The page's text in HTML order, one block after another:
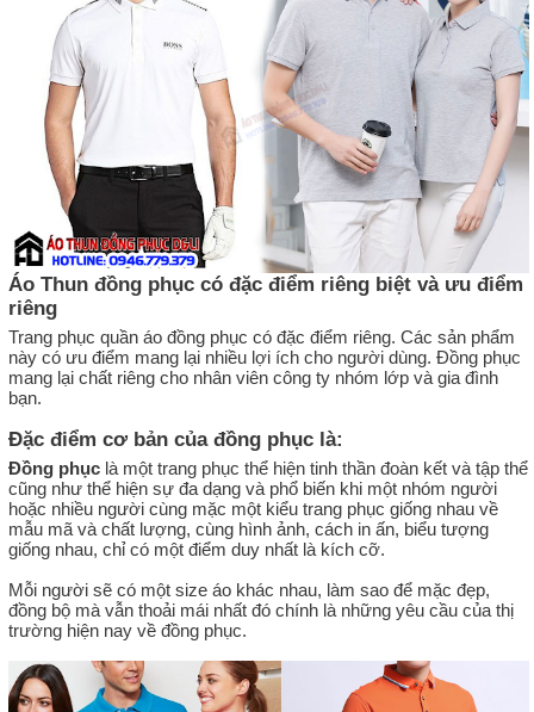
Áo Thun đồng phục có đặc điểm riêng biệt và ưu điểm
riêng
Trang phục quần áo đồng phục có đặc điểm riêng. Các sản phẩm
này có ưu điểm mang lại nhiều lợi ích cho người dùng. Đồng phục
mang lại chất riêng cho nhân viên công ty nhóm lớp và gia đình
bạn.
Đặc điểm cơ bản của đồng phục là:
Đồng phục là một trang phục thể hiện tinh thần đoàn kết và tập thể
cũng như thể hiện sự đa dạng và phổ biến khi một nhóm người
hoặc nhiều người cùng mặc một kiểu trang phục giống nhau về
mẫu mã và chất lượng, cùng hình ảnh, cách in ấn, biểu tượng
giống nhau, chỉ có một điểm duy nhất là kích cỡ.
Mỗi người sẽ có một size áo khác nhau, làm sao để mặc đẹp,
đồng bộ mà vẫn thoải mái nhất đó chính là những yêu cầu của thị
trường hiện nay về đồng phục.